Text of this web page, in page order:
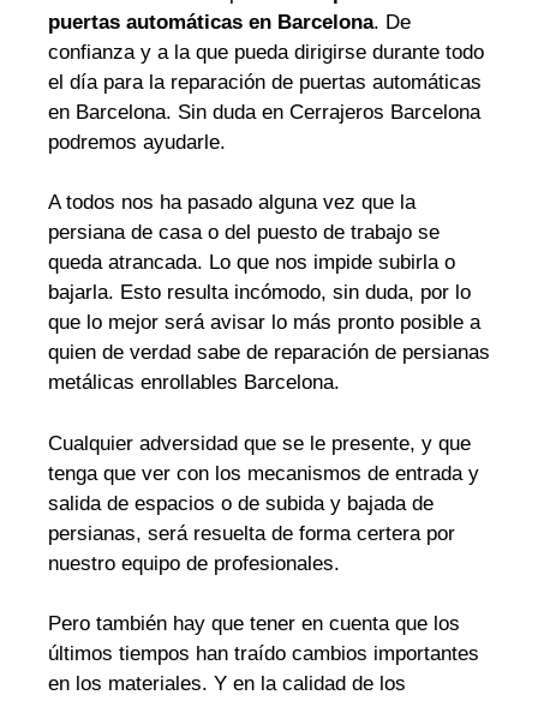
puertas automáticas en Barcelona. De
confianza y a la que pueda dirigirse durante todo
el día para la reparación de puertas automáticas
en Barcelona. Sin duda en Cerrajeros Barcelona
podremos ayudarle.
A todos nos ha pasado alguna vez que la
persiana de casa o del puesto de trabajo se
queda atrancada. Lo que nos impide subirla o
bajarla. Esto resulta incómodo, sin duda, por lo
que lo mejor será avisar lo más pronto posible a
quien de verdad sabe de reparación de persianas
metálicas enrollables Barcelona.
Cualquier adversidad que se le presente, y que
tenga que ver con los mecanismos de entrada y
salida de espacios o de subida y bajada de
persianas, será resuelta de forma certera por
nuestro equipo de profesionales.
Pero también hay que tener en cuenta que los
últimos tiempos han traído cambios importantes
en los materiales. Y en la calidad de los